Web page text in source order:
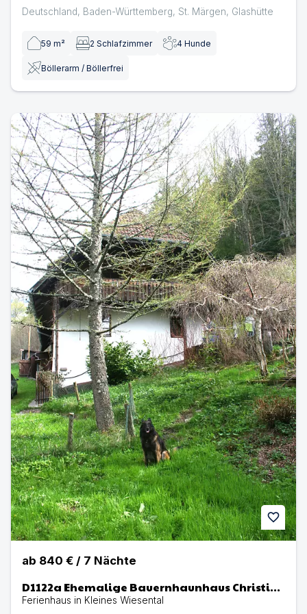
Deutschland, Baden-Württemberg, St. Märgen, Glashütte
59 m² 2 Schlafzimmer 4 Hunde
Böllerarm / Böllerfrei
favorite
D1122a Ehemalige Bauernhaunhaus Christine mit
ab 840 € / 7 Nächte
D1122a Ehemalige Bauernhaunhaus Christine
mit eingezäunten Garten im Schwarzwald
Ferienhaus in Kleines Wiesental